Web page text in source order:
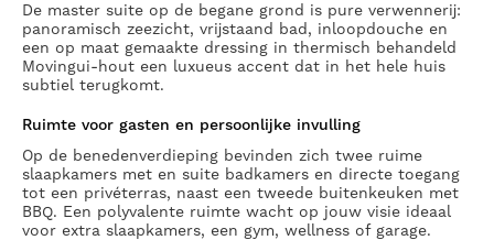
De master suite op de begane grond is pure verwennerij:
panoramisch zeezicht, vrijstaand bad, inloopdouche en
een op maat gemaakte dressing in thermisch behandeld
Movingui-hout een luxueus accent dat in het hele huis
subtiel terugkomt.
Ruimte voor gasten en persoonlijke invulling
Op de benedenverdieping bevinden zich twee ruime
slaapkamers met en suite badkamers en directe toegang
tot een privéterras, naast een tweede buitenkeuken met
BBQ. Een polyvalente ruimte wacht op jouw visie ideaal
voor extra slaapkamers, een gym, wellness of garage.